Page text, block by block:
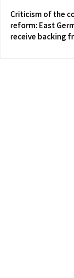
Criticism of the
reform: East
receive backing